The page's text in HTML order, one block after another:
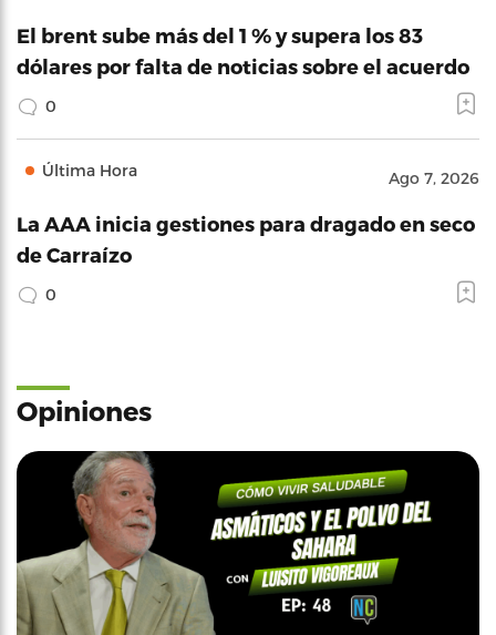
El brent sube más del 1 % y supera los 83
dólares por falta de noticias sobre el acuerdo
0
Última Hora Ago 7, 2026
La AAA inicia gestiones para dragado en seco
de Carraízo
0
Opiniones